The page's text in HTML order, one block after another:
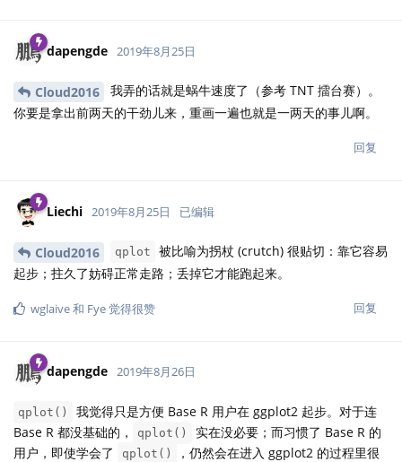
dapengde 2019年8月25日
Cloud2016
我弄的话就是蜗牛速度了（参考 TNT 擂台赛）。
你要是拿出前两天的干劲儿来，重画一遍也就是一两天的事儿啊。
回复
Liechi 2019年8月25日 已编辑
Cloud2016 qplot
被比喻为拐杖 (crutch) 很贴切：靠它容易
起步；拄久了妨碍正常走路；丢掉它才能跑起来。
回复
wglaive和 Fye觉得很赞
dapengde 2019年8月26日
qplot()
我觉得只是方便 Base R 用户在 ggplot2 起步。对于连
Base R 都没基础的，
qplot()
实在没必要；而习惯了 Base R 的
用户，即使学会了
qplot()
，仍然会在进入 ggplot2 的过程里很